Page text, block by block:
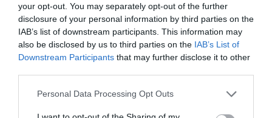
your opt-out. You may separately opt-out of the further
disclosure of your personal information by third parties on the
IAB’s list of downstream participants. This information may
also be disclosed by us to third parties on the IAB’s List of
Downstream Participants that may further disclose it to other
Personal Data Processing Opt Outs
Be comfy v koži
Látková rohová sedačka
Lumber Jack s otomanom
POPIS PRODUKTU